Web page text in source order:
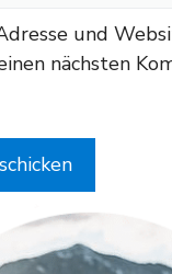
und
nächsten